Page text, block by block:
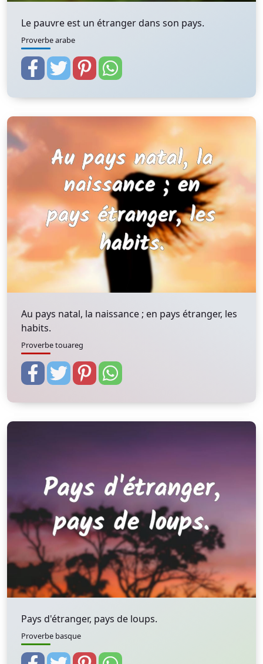
Le pauvre est un étranger dans son pays.
Proverbe arabe
Au pays natal, la naissance ; en pays étranger, les
habits.
Proverbe touareg
Pays d'étranger, pays de loups.
Proverbe basque